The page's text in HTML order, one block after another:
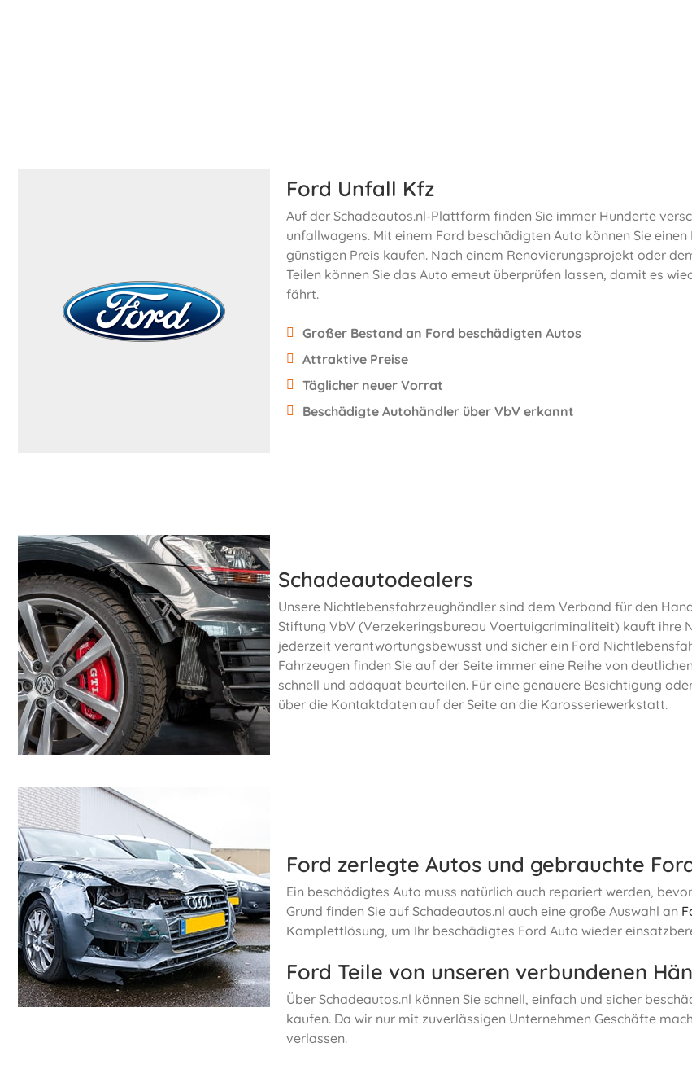
Ford Unfall Kfz
Auf der Schadeautos.nl-Plattform finden Sie immer Hunderte
unfallwagens. Mit einem Ford beschädigten Auto können Sie einen
günstigen Preis kaufen. Nach einem Renovierungsprojekt oder
Teilen können Sie das Auto erneut überprüfen lassen, damit es
fährt.
Großer Bestand an Ford beschädigten Autos
Attraktive Preise
Täglicher neuer Vorrat
Beschädigte Autohändler über VbV erkannt
Schadeautodealers
Unsere Nichtlebensfahrzeughändler sind dem Verband für den
Stiftung VbV (Verzekeringsbureau Voertuigcriminaliteit) kauft ihre
jederzeit verantwortungsbewusst und sicher ein Ford
Fahrzeugen finden Sie auf der Seite immer eine Reihe von
schnell und adäquat beurteilen. Für eine genauere Besichtigung
über die Kontaktdaten auf der Seite an die Karosseriewerkstatt.
Ford zerlegte Autos und gebrauchte
Ein beschädigtes Auto muss natürlich auch repariert werden,
Grund finden Sie auf Schadeautos.nl auch eine große Auswahl an
Komplettlösung, um Ihr beschädigtes Ford Auto wieder
Ford Teile von unseren verbundenen
Über Schadeautos.nl können Sie schnell, einfach und sicher
kaufen. Da wir nur mit zuverlässigen Unternehmen Geschäfte
verlassen.